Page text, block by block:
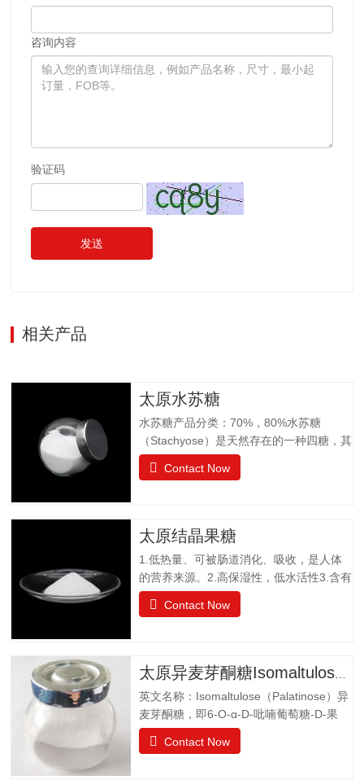
咨询内容
验证码
发送
相关产品
太原水苏糖
水苏糖产品分类：70%，80%水苏糖
（Stachyose）是天然存在的一种四糖，其
结构有两个半乳糖、一个葡萄糖和一个果
糖组成。是一种非还原性功能低聚糖，水
口感清爽，无异味；作为普通食品生产经
营。物理特性：甜度为蔗糖的22%易溶于
水，溶解度为130g（20℃），不同于乙
醚、乙醇等有机溶剂保湿性和吸湿性均小
于蔗糖，但高于高果糖浆渗透压与蔗糖相
差不大水苏糖没有还原性可添加在液体食
小，效果显著，不会破坏原有食品的风
味。添加在焙烤食品中，可保持水分，…
Contact Now
太原结晶果糖
1.低热量、可被肠道消化、吸收，是人体
的营养来源。2.高保湿性，低水活性3.含有
醛基，可发生美拉德反应，使烘焙食品上
色。 4.冰点降低能力5.不易结晶性6.与其
用于功能食品、营养保健食品、冷饮食品
以及低热值食品和运动型饮料配方中。结
晶果糖质量标准GBT20882.3项目要求外观
白色晶体或结晶性粉末气味具有产品特有
的气味果糖（占干基比）/% ≥99.0干燥失
重/%≤0.5pH值4.0~7.05-羟甲基糠醛（以吸
Contact Now
英文名称：Isomaltulose（Palatinose）异
麦芽酮糖，即6-O-α-D-吡喃葡萄糖-D-果
糖，是一种结晶状的还原性二糖，由葡萄
糖与果糖以α-1,6糖苷键结合而成。分子式
Contact Now